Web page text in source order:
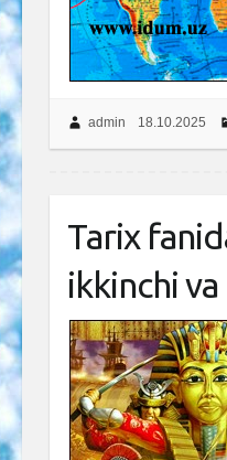
admin 18.10.2025
Tarix
ikkinchi